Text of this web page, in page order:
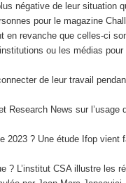
négative de leur situation
pour le magazine
revanche que celles-ci
ou les médias
de leur travail
News sur
? Une étude Ifop
L’institut CSA illustre les